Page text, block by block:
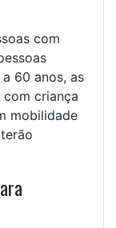
com
60 anos, as
com criança
mobilidade